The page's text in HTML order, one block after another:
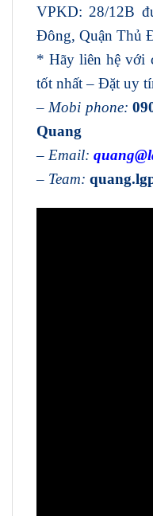
VPKD: 28/12B
Đông, Quận Thủ
* Hãy liên hệ với
tốt nhất – Đặt uy
– Mobi phone:
Quang
– Email:
– Team: